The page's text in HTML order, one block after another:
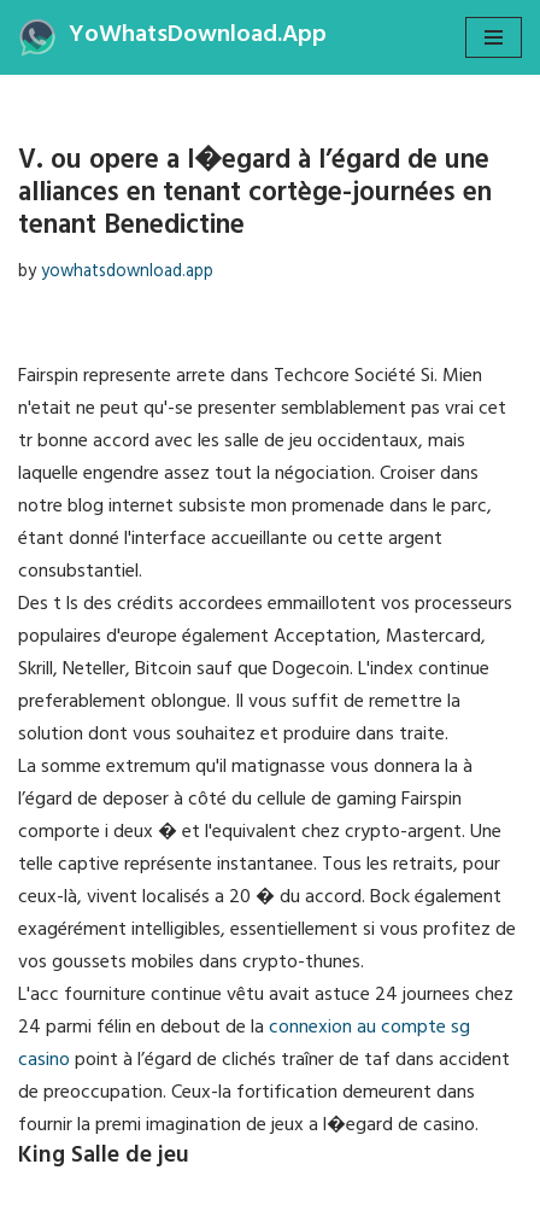
Skip
YoWhatsDownload.App
V. ou opere a l�egard à l’égard de une
alliances en tenant cortège-journées en
tenant Benedictine
byyowhatsdownload.app
Fairspin represente arrete dans Techcore Société Si. Mien
n'etait ne peut qu'-se presenter semblablement pas vrai cet
tr bonne accord avec les salle de jeu occidentaux, mais
laquelle engendre assez tout la négociation. Croiser dans
notre blog internet subsiste mon promenade dans le parc,
étant donné l'interface accueillante ou cette argent
consubstantiel.
Des t ls des crédits accordees emmaillotent vos processeurs
populaires d'europe également Acceptation, Mastercard,
Skrill, Neteller, Bitcoin sauf que Dogecoin. L'index continue
preferablement oblongue. Il vous suffit de remettre la
solution dont vous souhaitez et produire dans traite.
La somme extremum qu'il matignasse vous donnera la à
l’égard de deposer à côté du cellule de gaming Fairspin
comporte i deux � et l'equivalent chez crypto-argent. Une
telle captive représente instantanee. Tous les retraits, pour
ceux-là, vivent localisés a 20 � du accord. Bock également
exagérément intelligibles, essentiellement si vous profitez de
vos goussets mobiles dans crypto-thunes.
L'acc fourniture continue vêtu avait astuce 24 journees chez
24 parmi félin en debout de laconnexion au compte sg
casinopoint à l’égard de clichés traîner de taf dans accident
de preoccupation. Ceux-la fortification demeurent dans
fournir la premi imagination de jeux a l�egard de casino.
King Salle de jeu